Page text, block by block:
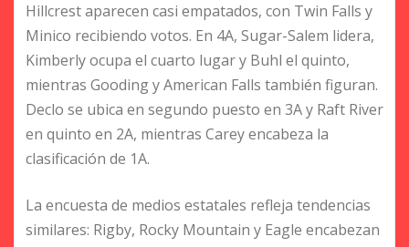
Hillcrest aparecen casi empatados, con Twin Falls y
Minico recibiendo votos. En 4A, Sugar-Salem lidera,
Kimberly ocupa el cuarto lugar y Buhl el quinto,
mientras Gooding y American Falls también figuran.
Declo se ubica en segundo puesto en 3A y Raft River
en quinto en 2A, mientras Carey encabeza la
clasificación de 1A.
La encuesta de medios estatales refleja tendencias
similares: Rigby, Rocky Mountain y Eagle encabezan